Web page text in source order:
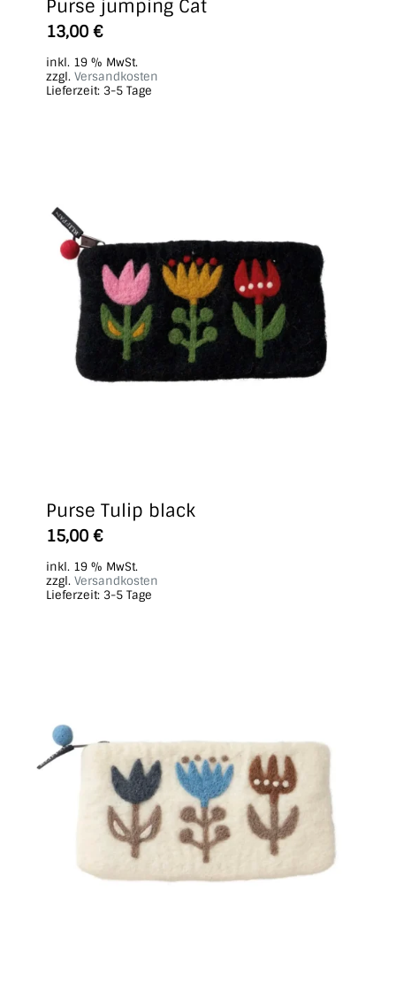
Purse jumping Cat
13,00 €
inkl. 19 % MwSt.
zzgl. Versandkosten
Lieferzeit: 3-5 Tage
Purse Tulip black
15,00 €
inkl. 19 % MwSt.
zzgl. Versandkosten
Lieferzeit: 3-5 Tage